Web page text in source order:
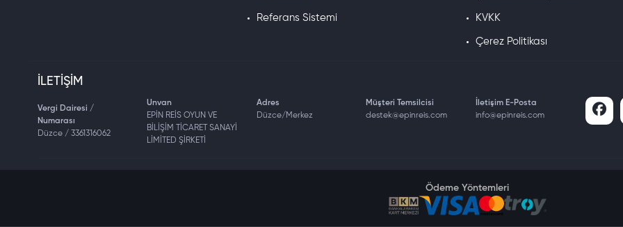
Referans Sistemi KVKK
Çerez Politikası
İLETIŞIM
Vergi Dairesi /
Numarası
Düzce / 3361316062
Unvan
EPİN REİS OYUN VE
BİLİŞİM TİCARET SANAYİ
LİMİTED ŞİRKETİ
Adres
Düzce/Merkez
Müşteri Temsilcisi
destek@epinreis.com
İletişim E-Posta
info@epinreis.com
Ödeme Yöntemleri